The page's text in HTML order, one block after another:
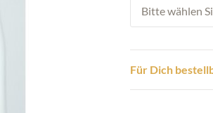
Bitte wählen
Für Dich